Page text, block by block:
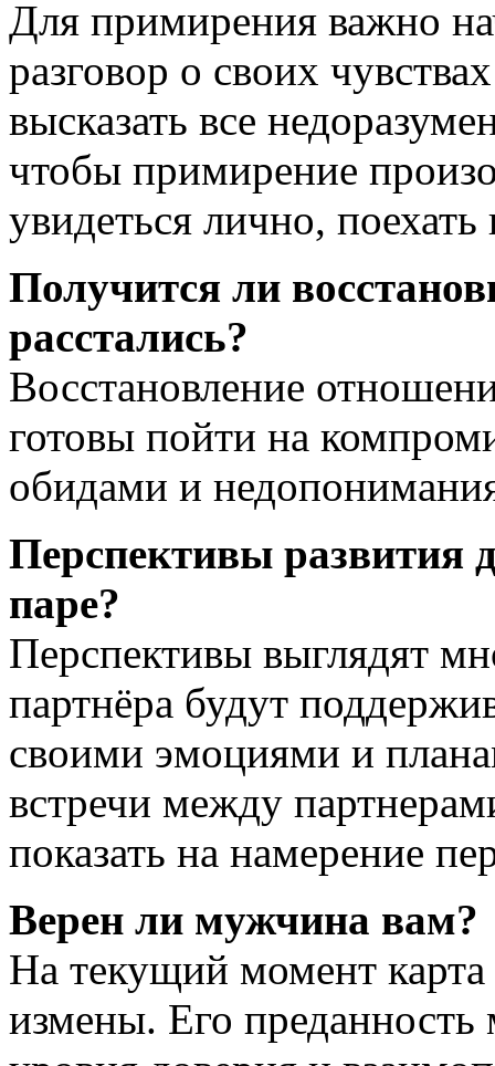
Для примирения важно
разговор о своих
высказать все
чтобы примирение
увидеться лично, поехать
Получится ли
расстались?
Восстановление
готовы пойти на
обидами и
Перспективы развития
паре?
Перспективы выглядят
партнёра будут
своими эмоциями и
встречи между
показать на намерение
Верен ли мужчина вам?
На текущий момент карта
измены. Его преданность